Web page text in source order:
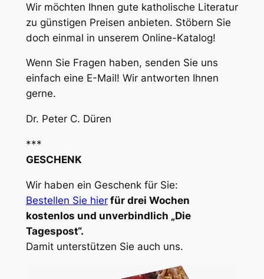
Wir möchten Ihnen gute katholische Literatur
zu günstigen Preisen anbieten. Stöbern Sie
doch einmal in unserem Online-Katalog!
Wenn Sie Fragen haben, senden Sie uns
einfach eine E-Mail! Wir antworten Ihnen
gerne.
Dr. Peter C. Düren
***
GESCHENK
Wir haben ein Geschenk für Sie:
Bestellen Sie hier für drei Wochen
kostenlos und unverbindlich „Die
Tagespost“.
Damit unterstützen Sie auch uns.